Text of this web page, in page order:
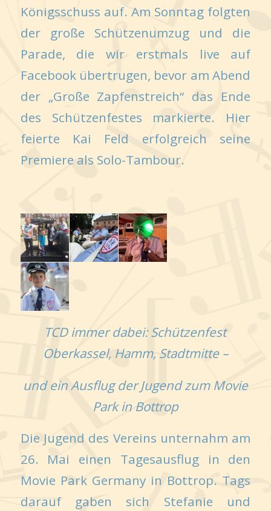
Königsschuss auf. Am Sonntag folgten
der große Schützenumzug und die
Parade, die wir erstmals live auf
Facebook übertrugen, bevor am Abend
der „Große Zapfenstreich“ das Ende
des Schützenfestes markierte. Hier
feierte Kai Feld erfolgreich seine
Premiere als Solo-Tambour.
TCD immer dabei: Schützenfest
Oberkassel, Hamm, Stadtmitte –
und ein Ausflug der Jugend zum Movie
Park in Bottrop
Die Jugend des Vereins unternahm am
26. Mai einen Tagesausflug in den
Movie Park Germany in Bottrop. Tags
darauf gaben sich Stefanie und